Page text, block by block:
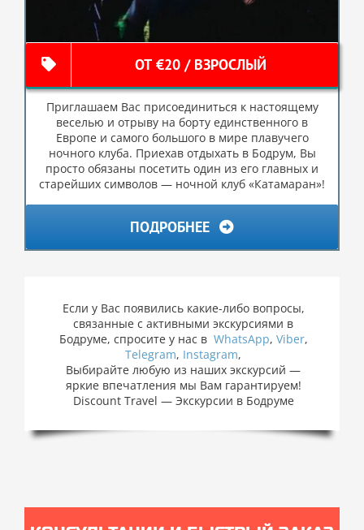
ОТ €20 / ВЗРОСЛЫЙ
Приглашаем Вас присоединиться к настоящему
веселью и отрыву на борту единственного в
Европе и самого большого в мире плавучего
ночного клуба. Приехав отдыхать в Бодрум, Вы
просто обязаны посетить один из его главных и
старейших символов — ночной клуб «Катамаран»!
ПОДРОБНЕЕ
Если у Вас появились какие-либо вопросы,
связанные с активными экскурсиями в
Бодруме, спросите у нас в WhatsApp, Viber,
Telegram, Instagram,
Выбирайте любую из наших экскурсий —
яркие впечатления мы Вам гарантируем!
Discount Travel — Экскурсии в Бодруме